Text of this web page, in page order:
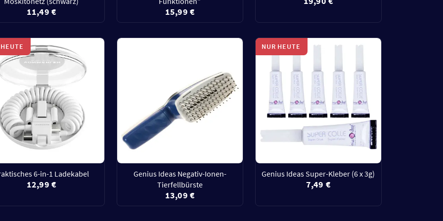
11,49 € 15,99 €
6-in-1 Ladekabel
12,99 €
Genius Ideas Negativ-Ionen-
Tierfellbürste
13,09 €
NUR HEUTE
Genius Ideas Super-Kleber (6 x 3g)
7,49 €